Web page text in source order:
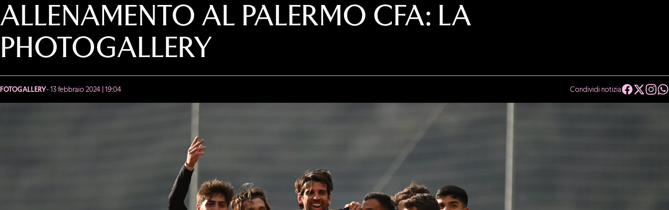
ALLENAMENTO AL PALERMO CFA: LA
PHOTOGALLERY
FOTOGALLERY- 13 febbraio 2024 | 19:04 Condividi notizia